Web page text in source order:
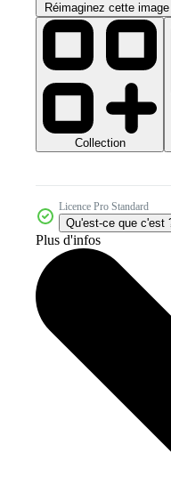
Réimaginez cette image
Collection
Licence Pro Standard
Qu'est-ce que c'est
Plus d'infos